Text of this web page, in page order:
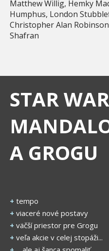
Matthew Willig, Hemky
Humphus, London
Christopher Alan
Shafran
STAR
A GROGU
+ tempo
+ viaceré nové postavy
+ väčší priestor pre Grogu
+ veľa akcie v celej stopáži...